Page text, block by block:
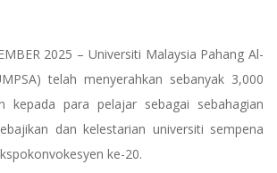
2025 – Universiti Malaysia Pahang Al-
telah menyerahkan sebanyak 3,000
kepada para pelajar sebagai sebahagian
dan kelestarian universiti sempena
ke-20.